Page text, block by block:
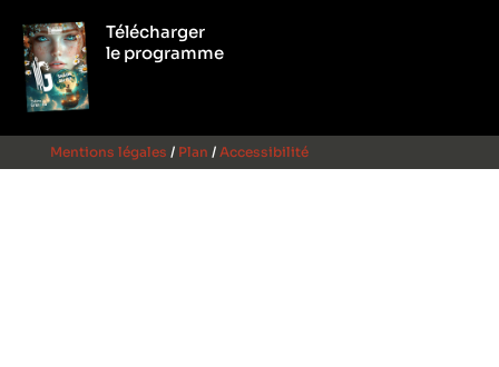
Télécharger
le programme
Mentions légales / Plan / Accessibilité